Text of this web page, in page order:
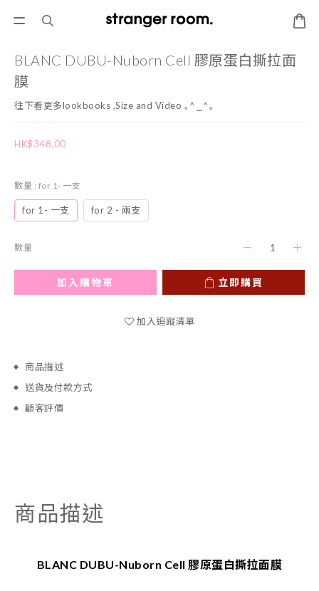
BLANC DUBU-Nuborn Cell 膠原蛋白撕拉面
膜
往下看更多lookbooks ,Size and Video ｡^‿^｡
HK$348.00
數量 : for 1- 一支
for 1- 一支 for 2 - 兩支
數量
加入購物車 立即購買
加入追蹤清單
商品描述
送貨及付款方式
顧客評價
商品描述
BLANC DUBU-Nuborn Cell 膠原蛋白撕拉面膜